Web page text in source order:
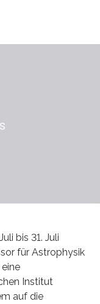
bis 31. Juli
für Astrophysik
Institut
auf die